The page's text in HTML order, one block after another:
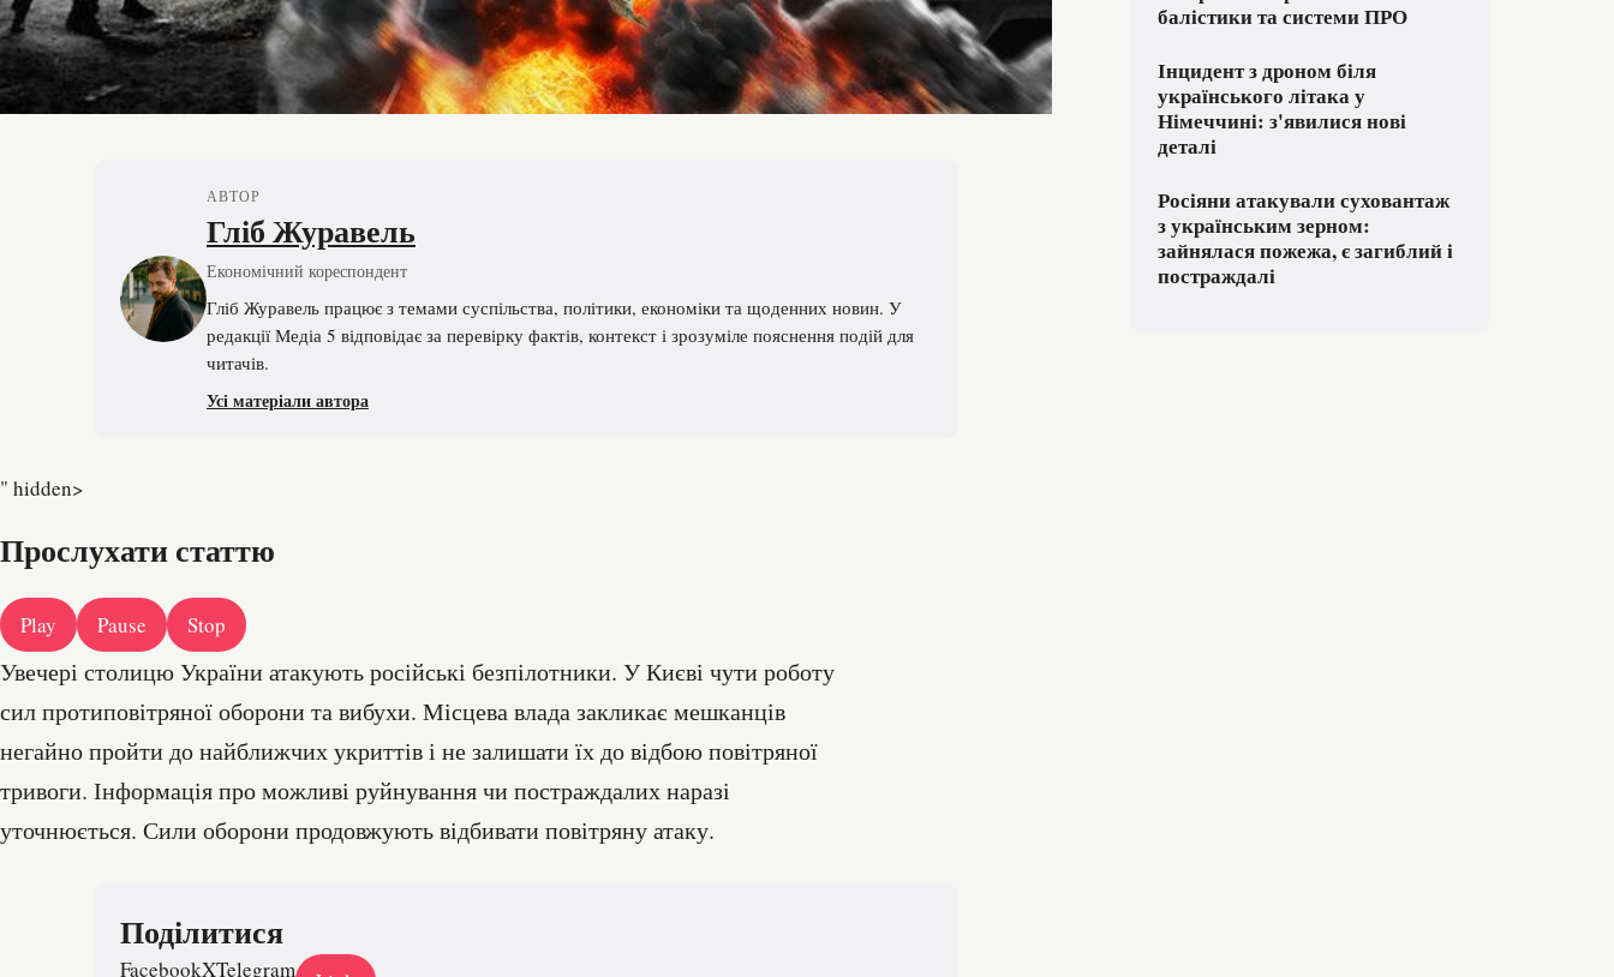
АВТОР
Гліб Журавель
Економічний кореспондент
Гліб Журавель працює з темами суспільства, політики, економіки та щоденних новин. У
редакції Медіа 5 відповідає за перевірку фактів, контекст і зрозуміле пояснення подій для
читачів.
Усі матеріали автора
" hidden>
Прослухати статтю
Play Pause Stop
Увечері столицю України атакують російські безпілотники. У Києві чути роботу
сил протиповітряної оборони та вибухи. Місцева влада закликає мешканців
негайно пройти до найближчих укриттів і не залишати їх до відбою повітряної
тривоги. Інформація про можливі руйнування чи постраждалих наразі
уточнюється. Сили оборони продовжують відбивати повітряну атаку.
Поділитися
FacebookXTelegram
балістики та системи ПРО
Інцидент з дроном біля
українського літака у
Німеччині: з'явилися нові
деталі
Росіяни атакували суховантаж
з українським зерном:
зайнялася пожежа, є загиблий і
постраждалі